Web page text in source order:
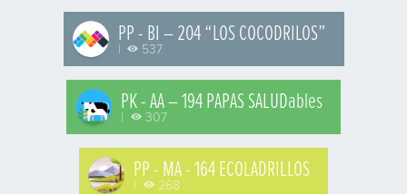
PP - BI – 204 “LOS COCODRILOS”
| 537
PK - AA – 194 PAPAS SALUDables
| 307
PP - MA - 164 ECOLADRILLOS
| 268